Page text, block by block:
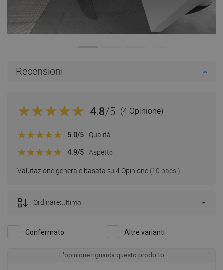
Recensioni
4.8/5 (4 Opinione)
Valutazione generale basata su 4 Opinione (10 paesi)
5.0/5 Qualità
4.9/5 Aspetto
Confermato Altre varianti
Ordinare:Ultimo
L'opinione riguarda questo prodotto